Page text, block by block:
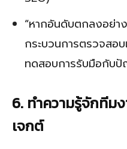
“หากอันดับตกลงอย่า
กระบวนการตรวจสอบ
ทดสอบการรับมือกับ
6. ทำความรู้จักทีม
เจกต์